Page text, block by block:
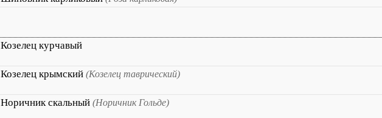
Козелец курчавый
Козелец крымский (Козелец таврический)
Норичник скальный (Норичник Гольде)